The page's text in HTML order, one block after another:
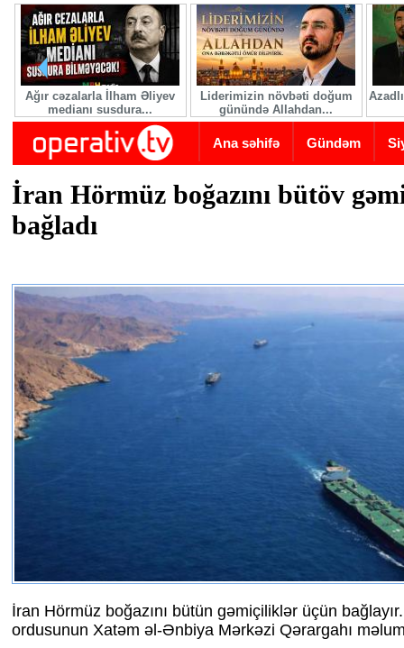
Skip to main content
Ağır cəzalarla İlham Əliyev
medianı susdura...
Liderimizin növbəti doğum
günündə Allahdan...
Ana səhifə Gündəm
İran Hörmüz boğazını bütöv
bağladı
İran Hörmüz boğazını bütün gəmiçiliklər üçün
ordusunun Xatəm əl-Ənbiya Mərkəzi Qərargahı